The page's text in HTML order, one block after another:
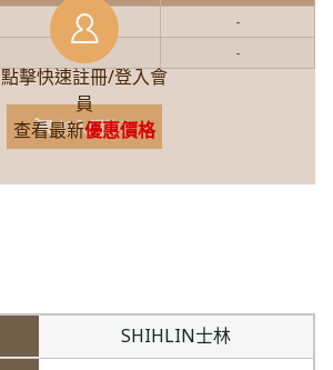
點擊快速註冊/登入會
員
查看最新優惠價格
-
- -
加入購物車
SHIHLIN士林